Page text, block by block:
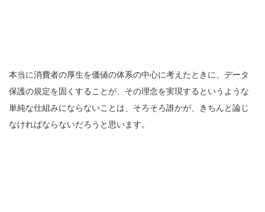
本当に消費者の厚生を価値の体系の中心に考えたときに、データ
保護の規定を固くすることが、その理念を実現するというような
単純な仕組みにならないことは、そろそろ誰かが、きちんと論じ
なければならないだろうと思います。